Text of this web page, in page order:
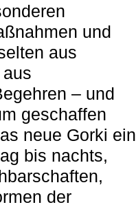
und
aus
– und
geschaffen
neue Gorki ein
bis nachts,
der